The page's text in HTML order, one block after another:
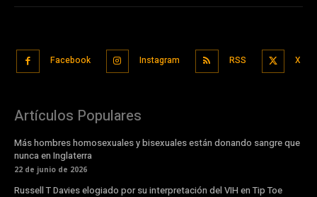
Facebook Instagram RSS X
Artículos Populares
Más hombres homosexuales y bisexuales están donando sangre que
nunca en Inglaterra
22 de junio de 2026
Russell T Davies elogiado por su interpretación del VIH en Tip Toe